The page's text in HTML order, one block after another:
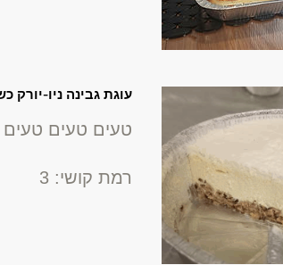
עוגת גבינה ניו-יורק
טעים טעים טעים
רמת קושי: 3